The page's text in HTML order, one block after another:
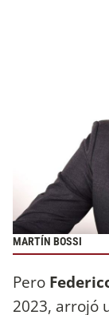
MARTÍN BOSSI
Pero
2023, arrojó